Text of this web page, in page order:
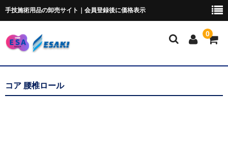
手技施術用品の卸売サイト｜会員登録後に価格表示
0
マイページ
コア 腰椎ロール